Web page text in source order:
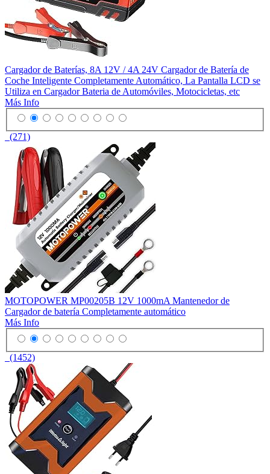
Cargador de Baterías, 8A 12V / 4A 24V Cargador de Batería de
Coche Inteligente Completamente Automático, La Pantalla LCD se
Utiliza en Cargador Bateria de Automóviles, Motocicletas, etc
Más Info
(271)
MOTOPOWER MP00205B 12V 1000mA Mantenedor de
Cargador de batería Completamente automático
Más Info
(1452)